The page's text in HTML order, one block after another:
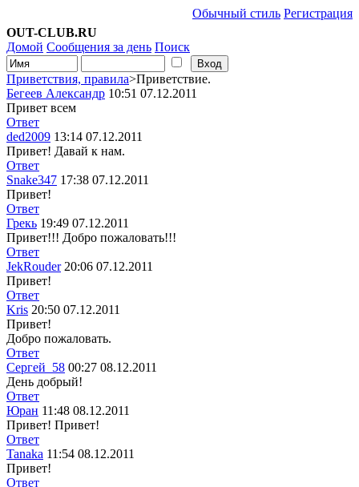
Обычный стиль Регистрация
OUT-CLUB.RU
Домой Сообщения за день Поиск
Приветствия, правила>Приветствие.
Бегеев Александр 10:51 07.12.2011
Привет всем
Ответ
ded2009 13:14 07.12.2011
Привет! Давай к нам.
Ответ
Snake347 17:38 07.12.2011
Привет!
Ответ
Грекь 19:49 07.12.2011
Привет!!! Добро пожаловать!!!
Ответ
JekRouder20:06 07.12.2011
Привет!
Ответ
Kris 20:50 07.12.2011
Привет!
Добро пожаловать.
Ответ
Сергей_58 00:27 08.12.2011
День добрый!
Ответ
Юран 11:48 08.12.2011
Привет! Привет!
Ответ
Tanaka 11:54 08.12.2011
Привет!
Ответ